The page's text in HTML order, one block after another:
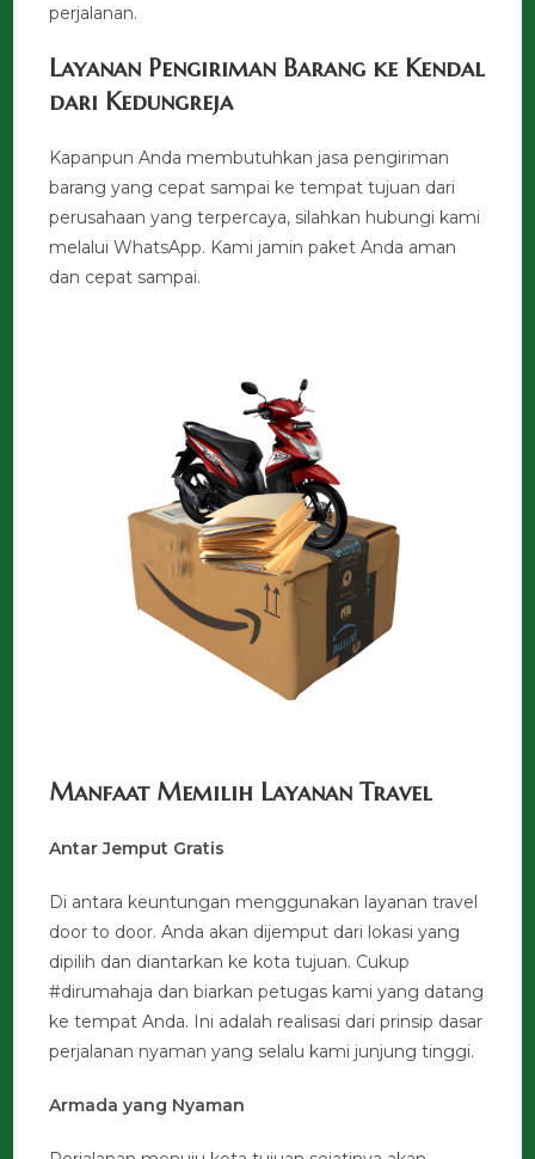
perjalanan.
Layanan Pengiriman Barang ke Kendal
dari Kedungreja
Kapanpun Anda membutuhkan jasa pengiriman
barang yang cepat sampai ke tempat tujuan dari
perusahaan yang terpercaya, silahkan hubungi kami
melalui WhatsApp. Kami jamin paket Anda aman
dan cepat sampai.
Manfaat Memilih Layanan Travel
Antar Jemput Gratis
Di antara keuntungan menggunakan layanan travel
door to door. Anda akan dijemput dari lokasi yang
dipilih dan diantarkan ke kota tujuan. Cukup
#dirumahaja dan biarkan petugas kami yang datang
ke tempat Anda. Ini adalah realisasi dari prinsip dasar
perjalanan nyaman yang selalu kami junjung tinggi.
Armada yang Nyaman